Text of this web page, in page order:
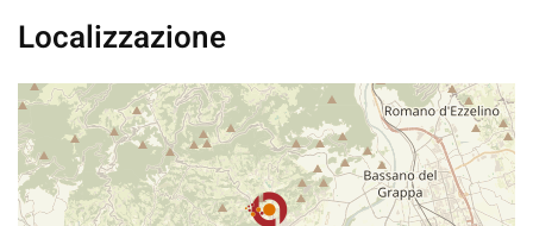
Localizzazione